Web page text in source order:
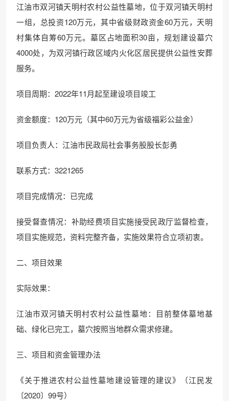
江油市双河镇天明村农村公益性墓地，位于双河镇天明村
一组，总投资120万元，其中省级财政资金60万元，天明
村集体自筹60万元。墓区占地面积30亩，规划建设墓穴
4000处，为双河镇行政区域内火化区居民提供公益性安葬
服务。
项目周期：2022年11月起至建设项目竣工
资金额度：120万元（其中60万元为省级福彩公益金）
项目负责人：江油市民政局社会事务股股长彭勇
联系方式：3221265
项目完成情况：已完成
接受督查情况：补助经费项目实施接受民政厅监督检查，
项目实施规范，资料完整齐备，实施效果符合立项初衷。
二、项目效果
实际效果：
江油市双河镇天明村农村公益性墓地：目前整体墓地基
础、绿化已完工，墓穴按照当地群众需求修建。
三、项目和资金管理办法
《关于推进农村公益性墓地建设管理的建议》（江民发
〔2020〕99号）